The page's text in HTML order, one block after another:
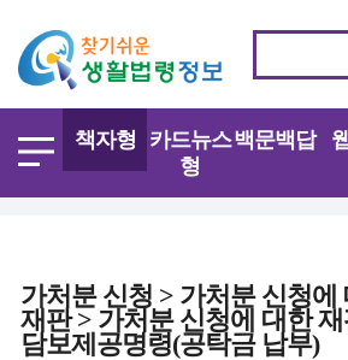
책자형
카드뉴스
형
백문백답
가처분 신청 > 가처분 신청에
재판 > 가처분 신청에 대한
담보제공명령(공탁금 납부)